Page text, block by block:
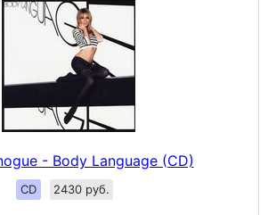
- Body Language (CD)
CD 2430 руб.